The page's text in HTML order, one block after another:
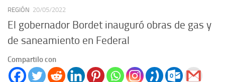
REGIÓN 20/05/2022
El gobernador Bordet inauguró obras de gas y
de saneamiento en Federal
Compartilo con